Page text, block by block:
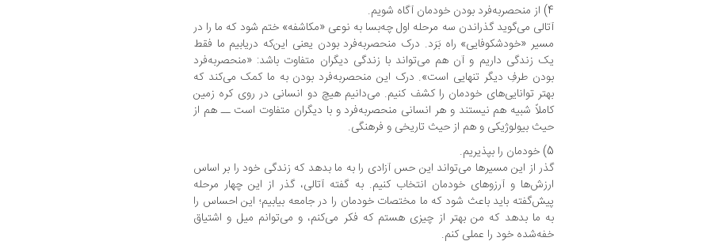
4) از منحصربه‌فرد بودن خودمان آگاه شویم.
آتالی می‌گوید گذراندن سه مرحله اول چه‌بسا به نوعی «مکاشفه» ختم شود که ما را در
مسیر «خودشکوفایی» راه بَرَد. درک منحصربه‌فرد بودن یعنی این‌که دریابیم ما فقط
یک زندگی داریم و آن هم می‌تواند با زندگی دیگران متفاوت باشد: «منحصربه‌فرد
بودن طرفِ دیگر تنهایی است». درک این منحصربه‌فرد بودن به ما کمک می‌کند که
بهتر توانایی‌های خودمان را کشف کنیم. می‌دانیم هیچ دو انسانی در روی کره زمین
کاملاً شبیه هم نیستند و هر انسانی منحصربه‌فرد و با دیگران متفاوت است ــ هم از
حیث بیولوژیکی و هم از حیث تاریخی و فرهنگی.
5) خودمان را بپذیریم.
گذر از این مسیرها می‌تواند این حس آزادی را به ما بدهد که زندگی خود را بر اساس
ارزش‌ها و آرزوهای خودمان انتخاب کنیم. به گفته آتالی، گذر از این چهار مرحله
پیش‌گفته باید باعث شود که ما مختصات خودمان را در جامعه بیابیم؛ این احساس را
به ما بدهد که من بهتر از چیزی هستم که فکر می‌کنم، و می‌توانم میل و اشتیاق‌
خفه‌شده خود را عملی کنم.